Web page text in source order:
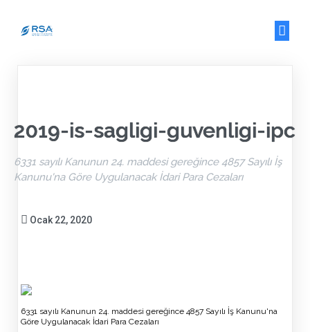
2019-is-sagligi-guvenligi-ipc
6331 sayılı Kanunun 24. maddesi gereğince 4857 Sayılı İş
Kanunu'na Göre Uygulanacak İdari Para Cezaları
Ocak 22, 2020
6331 sayılı Kanunun 24. maddesi gereğince 4857 Sayılı İş Kanunu'na
Göre Uygulanacak İdari Para Cezaları